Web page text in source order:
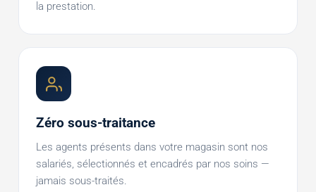
la prestation.
Zéro sous-traitance
Les agents présents dans votre magasin sont nos
salariés, sélectionnés et encadrés par nos soins —
jamais sous-traités.